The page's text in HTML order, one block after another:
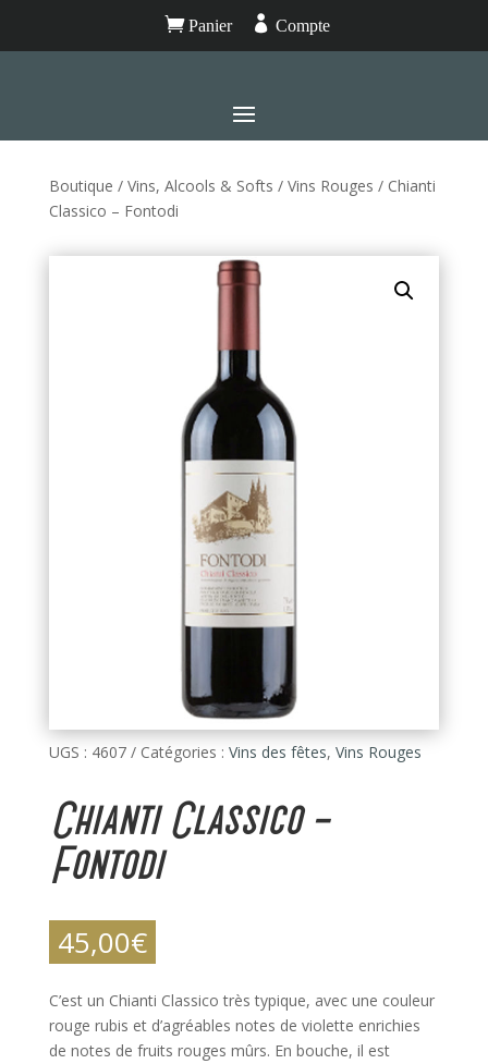
Panier  Compte
Boutique / Vins, Alcools & Softs / Vins Rouges / Chianti
Classico – Fontodi
UGS : 4607 Catégories : Vins des fêtes, Vins Rouges
Chianti Classico –
Fontodi
45,00€
C’est un Chianti Classico très typique, avec une couleur
rouge rubis et d’agréables notes de violette enrichies
de notes de fruits rouges mûrs. En bouche, il est